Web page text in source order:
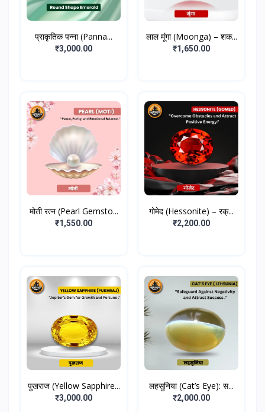
प्राकृतिक पन्ना (Panna...
₹3,000.00
लाल मूंगा (Moonga) – शक...
₹1,650.00
मोती रत्न (Pearl Gemsto...
₹1,550.00
गोमेद (Hessonite) – रक्...
₹2,200.00
पुखराज (Yellow Sapphire...
₹3,000.00
लहसुनिया (Cat’s Eye): स...
₹2,000.00